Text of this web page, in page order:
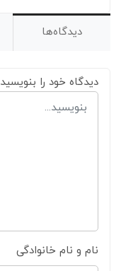
دیدگاه‌ها
دیدگاه خود را بنویسید
نام و نام خانوادگی